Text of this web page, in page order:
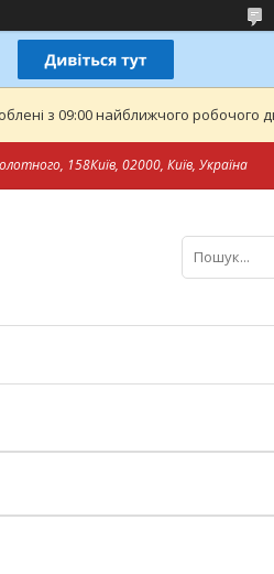
з 09:00 найближчого робочого
158Київ, 02000, Київ, Україна